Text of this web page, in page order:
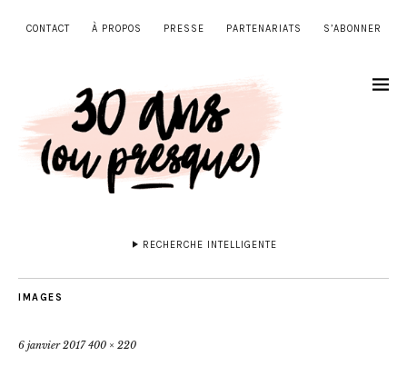
CONTACT À PROPOS PRESSE PARTENARIATS S’ABONNER
RECHERCHE INTELLIGENTE
IMAGES
6 janvier 2017 400 × 220